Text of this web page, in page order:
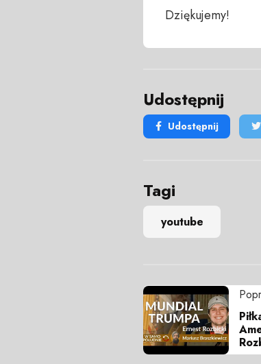
Dziękujemy!
Udostępnij
Udostępnij
Tagi
youtube